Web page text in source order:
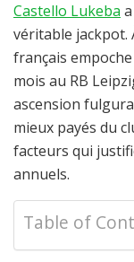
Castello Lukeba
véritable jackpot.
français
mois au RB
ascension
mieux payés du
facteurs qui
annuels.
Table of